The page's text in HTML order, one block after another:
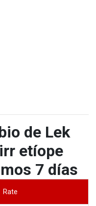
de Lek
etíope
7 días
Rate